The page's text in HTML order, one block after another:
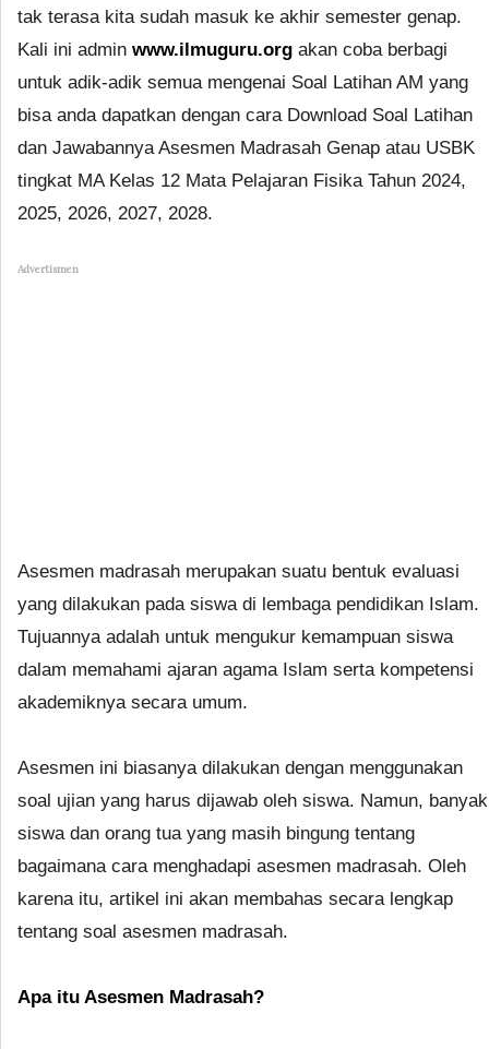
tak terasa kita sudah masuk ke akhir semester genap.
Kali ini admin www.ilmuguru.org akan coba berbagi
untuk adik-adik semua mengenai Soal Latihan AM yang
bisa anda dapatkan dengan cara Download Soal Latihan
dan Jawabannya Asesmen Madrasah Genap atau USBK
tingkat MA Kelas 12 Mata Pelajaran Fisika Tahun 2024,
2025, 2026, 2027, 2028.
Advertismen
Asesmen madrasah merupakan suatu bentuk evaluasi
yang dilakukan pada siswa di lembaga pendidikan Islam.
Tujuannya adalah untuk mengukur kemampuan siswa
dalam memahami ajaran agama Islam serta kompetensi
akademiknya secara umum.
Asesmen ini biasanya dilakukan dengan menggunakan
soal ujian yang harus dijawab oleh siswa. Namun, banyak
siswa dan orang tua yang masih bingung tentang
bagaimana cara menghadapi asesmen madrasah. Oleh
karena itu, artikel ini akan membahas secara lengkap
tentang soal asesmen madrasah.
Apa itu Asesmen Madrasah?